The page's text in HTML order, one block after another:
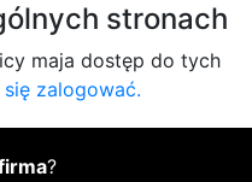
stronach
maja dostęp do tych
zalogować.
?